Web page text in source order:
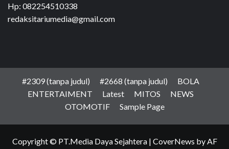
Hp: 082254510338
redaksitariumedia@gmail.com
#2309 (tanpa judul) #2668 (tanpa judul)
BOLA
ENTERTAIMENT
Latest MITOS
NEWS
OTOMOTIF
Sample Page
Copyright © PT.Media Daya Sejahtera | CoverNews by AF